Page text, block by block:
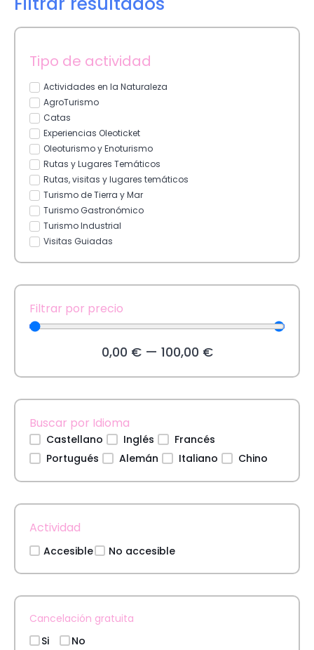
Tipo de actividad
Actividades en la Naturaleza
AgroTurismo
Catas
Experiencias Oleoticket
Oleoturismo y Enoturismo
Rutas y Lugares Temáticos
Rutas, visitas y lugares temáticos
Turismo de Tierra y Mar
Turismo Gastronómico
Turismo Industrial
Visitas Guiadas
Filtrar por precio
0,00 €— 100,00 €
Buscar por Idioma
Castellano Inglés
Francés
Portugués
Alemán Italiano Chino
Actividad
Accesible No accesible
Cancelación gratuita
Si
No